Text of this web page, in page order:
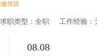
简历
求职类型：全职 工作经验：
08.08